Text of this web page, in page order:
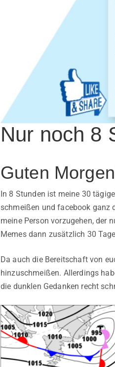
Nur noch 8
Guten
In 8 Stunden ist meine 30
schmeißen und facebook ganz
meine Person vorzugehen, der
Memes dann zusätzlich 30
Da auch die Bereitschaft von
hinzuschmeißen. Allerdings
die dunklen Gedanken recht